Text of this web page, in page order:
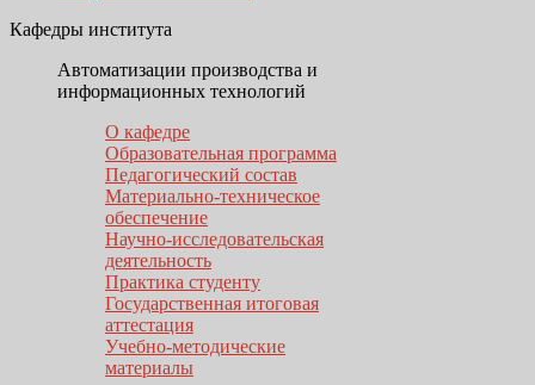
Кафедры института
Автоматизации производства и
информационных технологий
О кафедре
Образовательная программа
Педагогический состав
Материально-техническое
обеспечение
Научно-исследовательская
деятельность
Практика студенту
Государственная итоговая
аттестация
Учебно-методические
материалы